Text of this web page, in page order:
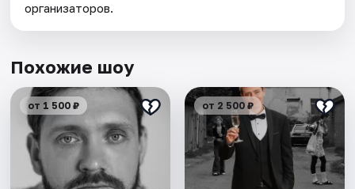
организаторов.
Похожие шоу
от 1 500 ₽ от 2 500 ₽